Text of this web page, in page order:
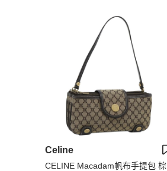
Celine
CELINE Macadam帆布手提包 棕